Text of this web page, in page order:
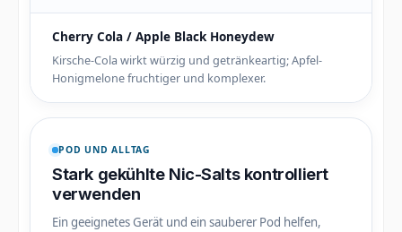
Cherry Cola / Apple Black Honeydew
Kirsche-Cola wirkt würzig und getränkeartig; Apfel-
Honigmelone fruchtiger und komplexer.
POD UND ALLTAG
Stark gekühlte Nic-Salts kontrolliert
verwenden
Ein geeignetes Gerät und ein sauberer Pod helfen,